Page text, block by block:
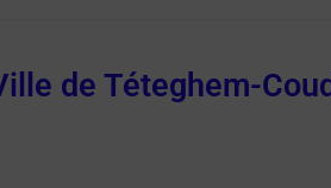
de Téteghem-